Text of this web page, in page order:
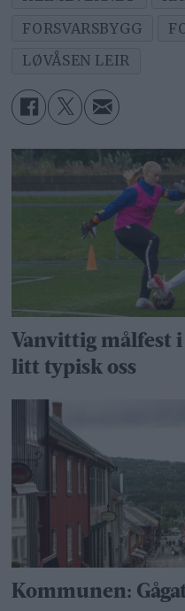
FORSVARSBYGG
LØVÅSEN LEIR
Vanvittig målfest
litt typisk oss
Kommunen: